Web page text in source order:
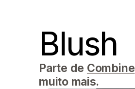
Blush
Parte de Combine
muito mais.